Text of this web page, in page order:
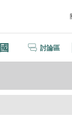
討論區